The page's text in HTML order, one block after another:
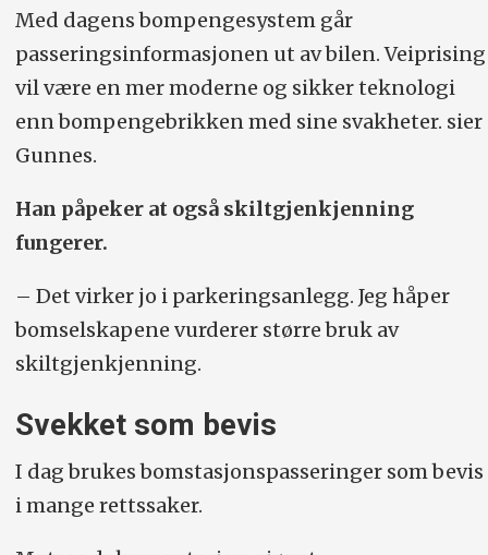
Med dagens bompengesystem går
passeringsinformasjonen ut av bilen. Veiprising
vil være en mer moderne og sikker teknologi
enn bompengebrikken med sine svakheter. sier
Gunnes.
Han påpeker at også skiltgjenkjenning
fungerer.
– Det virker jo i parkeringsanlegg. Jeg håper
bomselskapene vurderer større bruk av
skiltgjenkjenning.
Svekket som bevis
I dag brukes bomstasjonspasseringer som bevis
i mange rettssaker.